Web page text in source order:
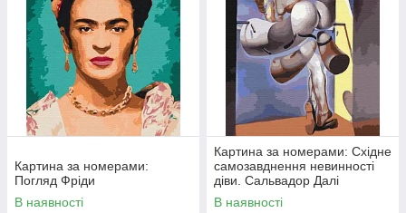
Картина за номерами:
Погляд Фріди
В наявності
Картина за номерами: Східне
самозавднення невинності
діви. Сальвадор Далі
В наявності